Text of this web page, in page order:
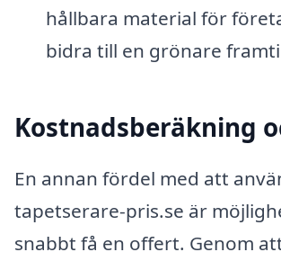
hållbara material för
bidra till en grönare
Kostnadsberäkning
En annan fördel med att
tapetserare-pris.se är
snabbt få en offert. Genom